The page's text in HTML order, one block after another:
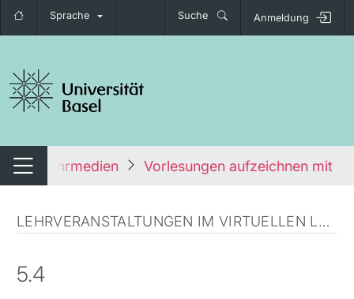
Sprache Suche Anmeldung
umschalten
Navigation umschalten
Lehrmedien Vorlesungen aufzeichnen mit
LEHRVERANSTALTUNGEN IM VIRTUELLEN LEHRRAUM DURCHFÜHREN
5.4